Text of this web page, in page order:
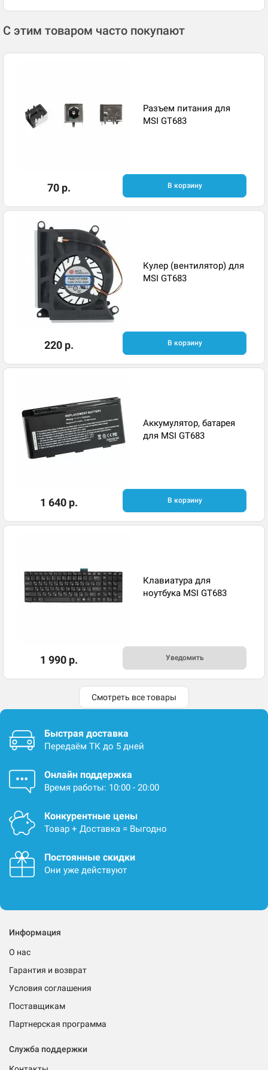
С этим товаром часто покупают
Разъем питания для
MSI GT683
70 р. В корзину
Кулер (вентилятор) для
MSI GT683
220 р. В корзину
Аккумулятор, батарея
для MSI GT683
1 640 р. В корзину
Клавиатура для
ноутбука MSI GT683
1 990 р. Уведомить
Смотреть все товары
Быстрая доставка
Передаём ТК до 5 дней
Онлайн поддержка
Время работы: 10:00 - 20:00
Конкурентные цены
Товар + Доставка = Выгодно
Постоянные скидки
Они уже действуют
Информация
О нас
Гарантия и возврат
Условия соглашения
Поставщикам
Партнерская программа
Служба поддержки